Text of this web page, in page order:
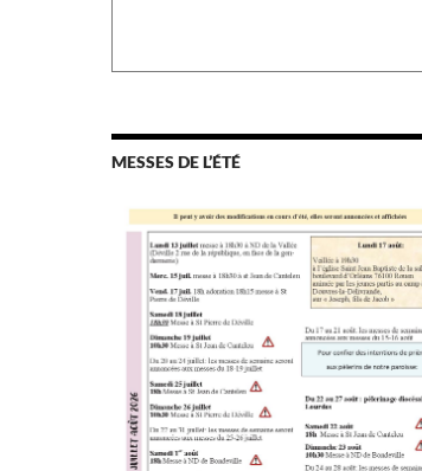
MESSES DE L’ÉTÉ